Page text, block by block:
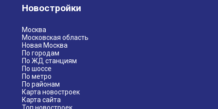
Новостройки
Москва
Московская область
Новая Москва
По городам
По ЖД станциям
По шоссе
По метро
По районам
Карта новостроек
Карта сайта